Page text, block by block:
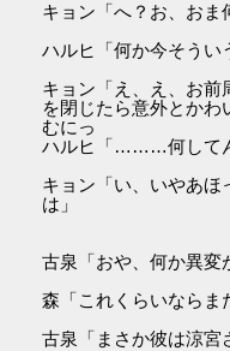
キョン「へ？お、おま
ハルヒ「何か今そうい
キョン「え、え、お前
を閉じたら意外とかわ
むにっ
ハルヒ「………何して
キョン「い、いやあ
は」
古泉「おや、何か異変
森「これくらいならま
古泉「まさか彼は涼宮